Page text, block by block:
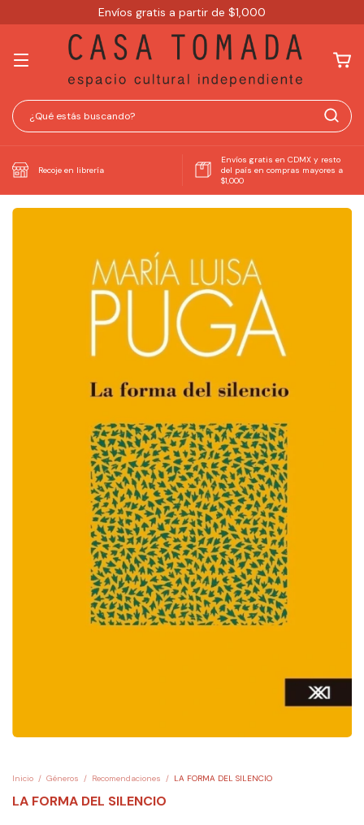
Envíos gratis a partir de $1,000
Recoje en librería
Envíos gratis en CDMX y resto
del país en compras mayores a
$1,000
Inicio / Géneros / Recomendaciones / LA FORMA DEL SILENCIO
LA FORMA DEL SILENCIO